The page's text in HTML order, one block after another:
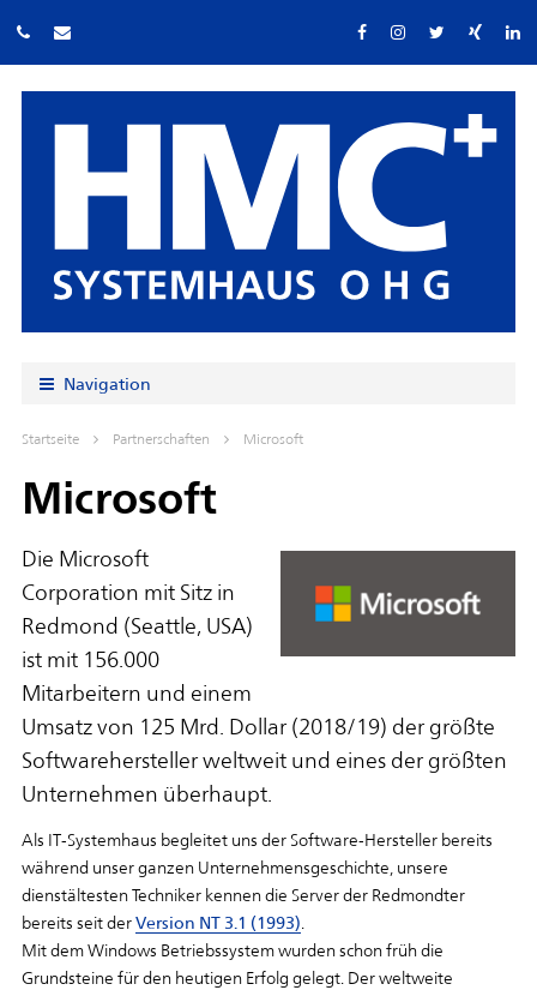
Navigation
Startseite Partnerschaften Microsoft
Microsoft
Die Microsoft
Corporation mit Sitz in
Redmond (Seattle, USA)
ist mit 156.000
Mitarbeitern und einem
Umsatz von 125 Mrd. Dollar (2018/19) der größte
Softwarehersteller weltweit und eines der größten
Unternehmen überhaupt.
Als IT-Systemhaus begleitet uns der Software-Hersteller bereits
während unser ganzen Unternehmensgeschichte, unsere
dienstältesten Techniker kennen die Server der Redmondter
bereits seit derVersion NT 3.1 (1993).
Mit dem Windows Betriebssystem wurden schon früh die
Grundsteine für den heutigen Erfolg gelegt. Der weltweite